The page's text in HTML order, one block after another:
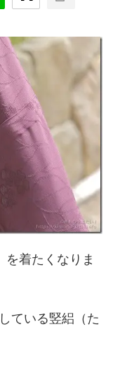
着たくなりま
ている竪絽（た